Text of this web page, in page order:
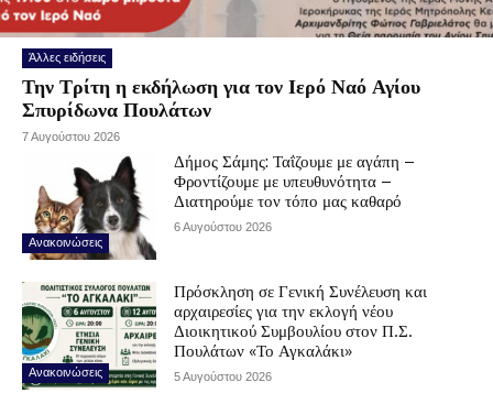
Άλλες ειδήσεις
Την Τρίτη η εκδήλωση για τον Ιερό Ναό Αγίου
Σπυρίδωνα Πουλάτων
7 Αυγούστου 2026
Ανακοινώσεις
Δήμος Σάμης: Ταΐζουμε με αγάπη –
Φροντίζουμε με υπευθυνότητα –
Διατηρούμε τον τόπο μας καθαρό
6 Αυγούστου 2026
Ανακοινώσεις
Πρόσκληση σε Γενική Συνέλευση και
αρχαιρεσίες για την εκλογή νέου
Διοικητικού Συμβουλίου στον Π.Σ.
Πουλάτων «Το Αγκαλάκι»
5 Αυγούστου 2026